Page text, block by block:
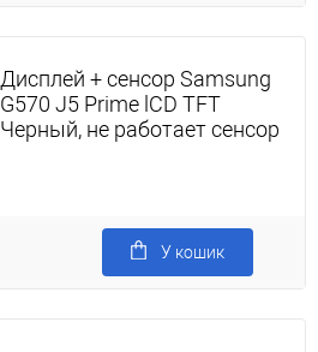
Дисплей + сенсор Samsung
G570 J5 Prime lCD TFT
Черный, не работает сенсор
У кошик